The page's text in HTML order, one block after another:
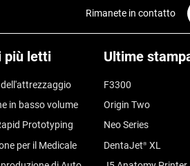
più letti
in basso volume
Prototyping
per il Medicale
Ultime
F3300
Origin Two
Neo Series
DentaJet® XL
Rimanete in contatto